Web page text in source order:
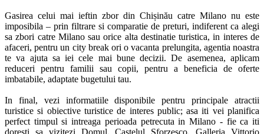
Gasirea celui mai ieftin zbor din Chișinău catre Milano nu este
imposibila – prin filtrare si comparatie de preturi, indiferent ca alegi
sa zbori catre Milano sau orice alta destinatie turistica, in interes de
afaceri, pentru un city break ori o vacanta prelungita, agentia noastra
te va ajuta sa iei cele mai bune decizii. De asemenea, aplicam
reduceri pentru familii sau copii, pentru a beneficia de oferte
imbatabile, adaptate bugetului tau.
In final, vezi informatiile disponibile pentru principale atractii
turistice si obiective turistice de interes public; asa iti vei planifica
perfect timpul si intreaga perioada petrecuta in Milano - fie ca iti
doresti sa vizitezi Domul, Castelul Sforzesco, Galleria Vittorio